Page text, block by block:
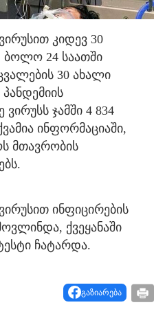
კიდევ 30
ბოლო 24 საათში
30 ახალი
ჯამში 4 834
ინფორმაციაში,
მთავრობის
ინფიცირების
ქვეყანაში
ჩატარდა.
გაზიარება